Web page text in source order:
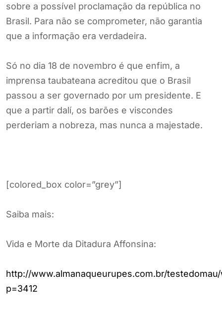
sobre a possível proclamação da república no
Brasil. Para não se comprometer, não garantia
que a informação era verdadeira.
Só no dia 18 de novembro é que enfim, a
imprensa taubateana acreditou que o Brasil
passou a ser governado por um presidente. E
que a partir dalí, os barões e viscondes
perderiam a nobreza, mas nunca a majestade.
[colored_box color=”grey”]
Saiba mais:
Vida e Morte da Ditadura Affonsina:
http://www.almanaqueurupes.com.br/
p=3412